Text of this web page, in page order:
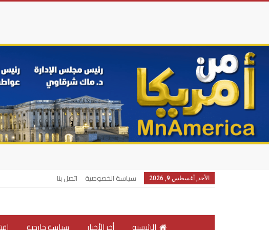
الأحد, أغسطس 9, 2026 سياسة الخصوصية اتصل بنا